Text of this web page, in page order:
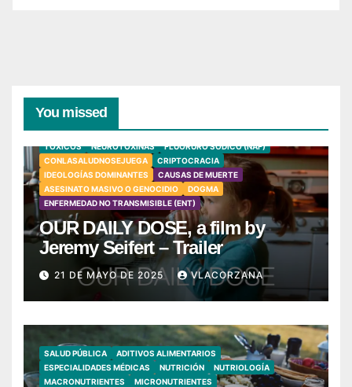
You missed
TÓXICOS NEUROTOXINAS
FLUORURO SÓDICO (NAF)
CONLASALUDNOSEJUEGA
CRIPTOCRACIA
IDEOLOGÍAS DOMINANTES
CAUSAS DE MUERTE
ASESINATO MASIVO O GENOCIDIO
DOGMA
ENFERMEDAD NO TRANSMISIBLE (ENT)
OUR DAILY DOSE, a film by
Jeremy Seifert – Trailer
21 DE MAYO DE 2025 VLACORZANA
SALUD PÚBLICA
ADITIVOS ALIMENTARIOS
ESPECIALIDADES MÉDICAS
NUTRICIÓN
NUTRIOLOGÍA
MACRONUTRIENTES
MICRONUTRIENTES